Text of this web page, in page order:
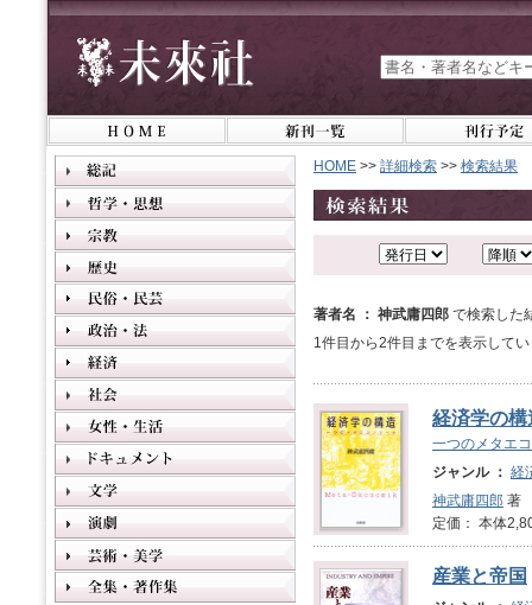
HOME >> 詳細検索 >> 検索結果
著者名 ： 神武庸四郎 で検索した
1件目から2件目までを表示して
経済学の構
一つのメタエ
ジャンル ： 経
神武庸四郎 著
定価： 本体
産業と帝国